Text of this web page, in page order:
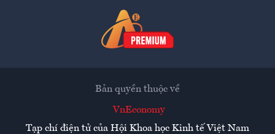
Bản quyền thuộc về
VnEconomy
Tạp chí điện tử của Hội Khoa học Kinh tế Việt Nam